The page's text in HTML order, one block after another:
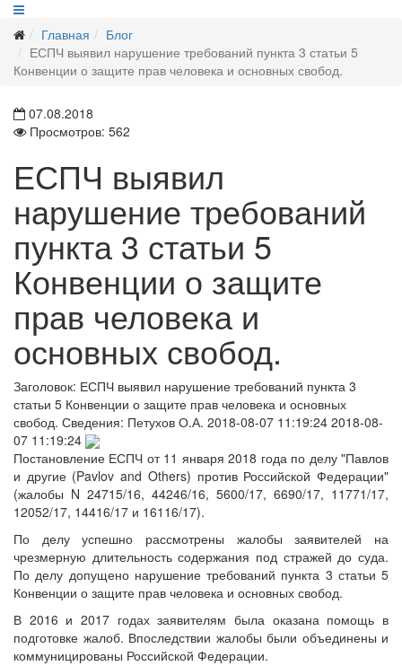
Главная
Блог
ЕСПЧ выявил нарушение требований пункта 3 статьи 5
Конвенции о защите прав человека и основных свобод.
07.08.2018
Просмотров: 562
ЕСПЧ выявил
нарушение требований
пункта 3 статьи 5
Конвенции о защите
прав человека и
основных свобод.
Заголовок: ЕСПЧ выявил нарушение требований пункта 3
статьи 5 Конвенции о защите прав человека и основных
свобод. Сведения: Петухов О.А. 2018-08-07 11:19:24 2018-08-
07 11:19:24
Постановление ЕСПЧ от 11 января 2018 года по делу "Павлов
и другие (Pavlov and Others) против Российской Федерации"
(жалобы N 24715/16, 44246/16, 5600/17, 6690/17, 11771/17,
12052/17, 14416/17 и 16116/17).
По делу успешно рассмотрены жалобы заявителей на
чрезмерную длительность содержания под стражей до суда.
По делу допущено нарушение требований пункта 3 статьи 5
Конвенции о защите прав человека и основных свобод.
В 2016 и 2017 годах заявителям была оказана помощь в
подготовке жалоб. Впоследствии жалобы были объединены и
коммуницированы Российской Федерации.